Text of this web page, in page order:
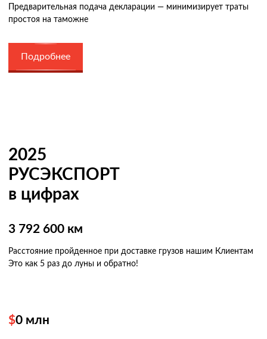
Предварительная подача декларации — минимизирует траты
простоя на таможне
Подробнее
2025
РУСЭКСПОРТ
в цифрах
3 792 600 км
Расстояние пройденное при доставке грузов нашим Клиентам
Это как 5 раз до луны и обратно!
$0 млн